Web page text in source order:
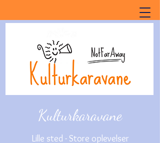
Kulturkaravane
Lille sted - Store oplevelser